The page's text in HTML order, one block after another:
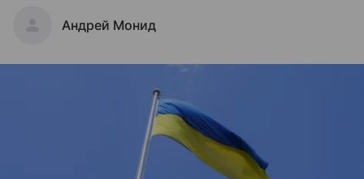
Андрей Монид